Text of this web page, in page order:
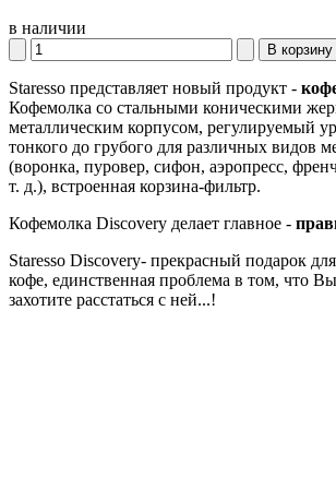
в наличии
В корзину
Staresso представляет новый продукт -
Кофемолка со стальными коническими
металлическим корпусом, регулируемый
тонкого до грубого для различных видов
(воронка, пуровер, сифон, аэропресс,
т. д.), встроенная корзина-фильтр.
Кофемолка Discovery делает главное -
Staresso Discovery- прекрасный подарок
кофе, единственная проблема в том, что
захотите расстаться с ней...!